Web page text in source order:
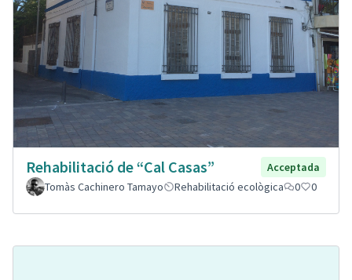
Rehabilitació de “Cal Casas”
Acceptada
Tomàs Cachinero Tamayo
Rehabilitació ecològica 0 0